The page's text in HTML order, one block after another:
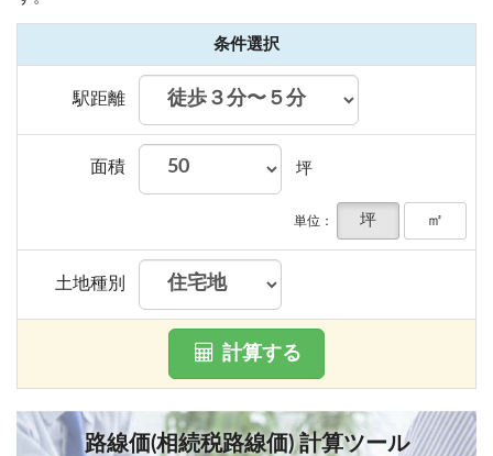
条件選択
駅距離
面積 坪
単位： 坪 ㎡
土地種別
計算する
路線価(相続税路線価) 計算ツール